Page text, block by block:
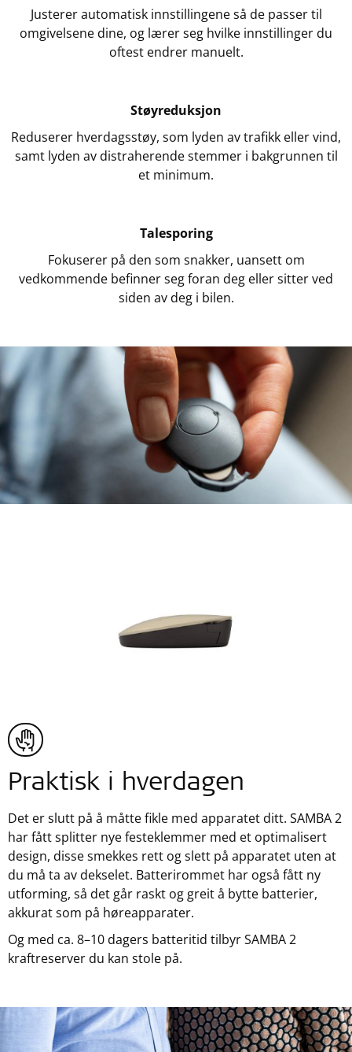
Justerer automatisk innstillingene så de passer til
omgivelsene dine, og lærer seg hvilke innstillinger du
oftest endrer manuelt.
Støyreduksjon
Reduserer hverdagsstøy, som lyden av trafikk eller vind,
samt lyden av distraherende stemmer i bakgrunnen til
et minimum.
Talesporing
Fokuserer på den som snakker, uansett om
vedkommende befinner seg foran deg eller sitter ved
siden av deg i bilen.
Praktisk i hverdagen
Det er slutt på å måtte fikle med apparatet ditt. SAMBA 2
har fått splitter nye festeklemmer med et optimalisert
design, disse smekkes rett og slett på apparatet uten at
du må ta av dekselet. Batterirommet har også fått ny
utforming, så det går raskt og greit å bytte batterier,
akkurat som på høreapparater.
Og med ca. 8–10 dagers batteritid tilbyr SAMBA 2
kraftreserver du kan stole på.